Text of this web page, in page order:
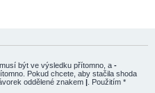
být ve výsledku přítomno, a -
Pokud chcete, aby stačila shoda
oddělené znakem | . Použitím *